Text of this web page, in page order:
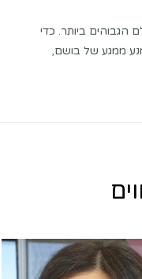
הגבוהים ביותר. כדי
ממגע של בושם,